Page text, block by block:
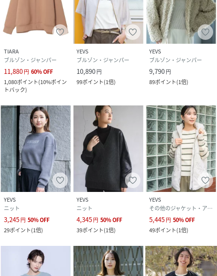
TIARA
ブルゾン・ジャンパー
11,880円 60%OFF
1,080ポイント(10%ポイン
トバック)
YEVS
ブルゾン・ジャンパー
10,890円
99ポイント(1倍)
YEVS
ブルゾン・ジャンパー
9,790円
89ポイント(1倍)
YEVS
ニット
3,245円 50%OFF
29ポイント(1倍)
YEVS
ニット
4,345円 50%OFF
39ポイント(1倍)
YEVS
その他のジャケット・アウター
5,445円 50%OFF
49ポイント(1倍)